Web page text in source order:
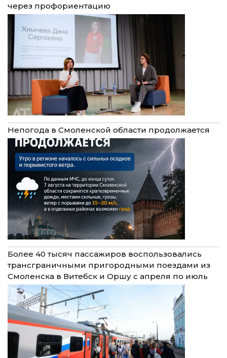
через профориентацию
Непогода в Смоленской области продолжается
Более 40 тысяч пассажиров воспользовались
трансграничными пригородными поездами из
Смоленска в Витебск и Оршу с апреля по июль